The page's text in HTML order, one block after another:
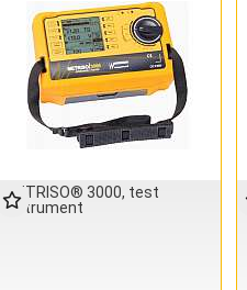
METRISO® 3000, test
instrument